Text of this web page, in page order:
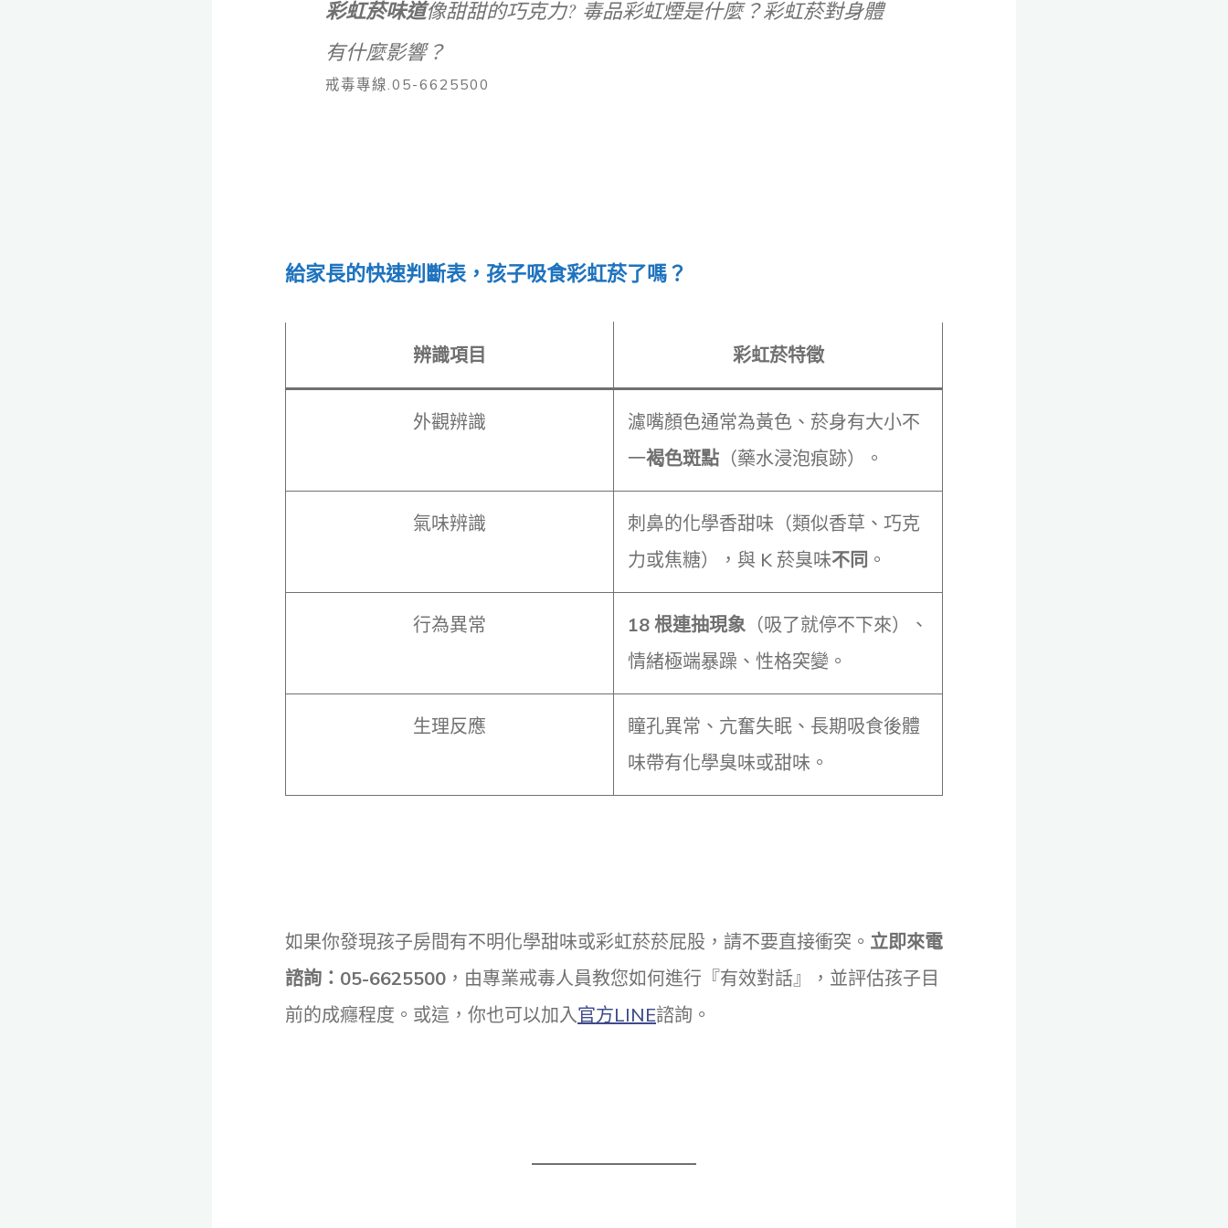
彩虹菸味道像甜甜的巧克力? 毒品彩虹煙是什麼？彩虹菸對身體
有什麼影響？
戒毒專線.05-6625500
給家長的快速判斷表，孩子吸食彩虹菸了嗎？
辨識項目 彩虹菸特徵
外觀辨識
濾嘴顏色通常為黃色、菸身有大小不
一褐色斑點 （藥水浸泡痕跡）。
氣味辨識
刺鼻的化學香甜味（類似香草、巧克
力或焦糖），與 K 菸臭味不同 。
行為異常 18 根連抽現象 （吸了就停不下來）、
情緒極端暴躁、性格突變。
生理反應
瞳孔異常、亢奮失眠、長期吸食後體
味帶有化學臭味或甜味。
如果你發現孩子房間有不明化學甜味或彩虹菸菸屁股，請不要直接衝突。 立即來電
諮詢：05-6625500 ，由專業戒毒人員教您如何進行『有效對話』，並評估孩子目
前的成癮程度。或這，你也可以加入官方LINE諮詢。